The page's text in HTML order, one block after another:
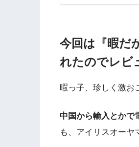
今回は『暇だ
れたのでレビ
暇っ子、珍しく激お
中国から輸入とかで
も、アイリスオーヤ